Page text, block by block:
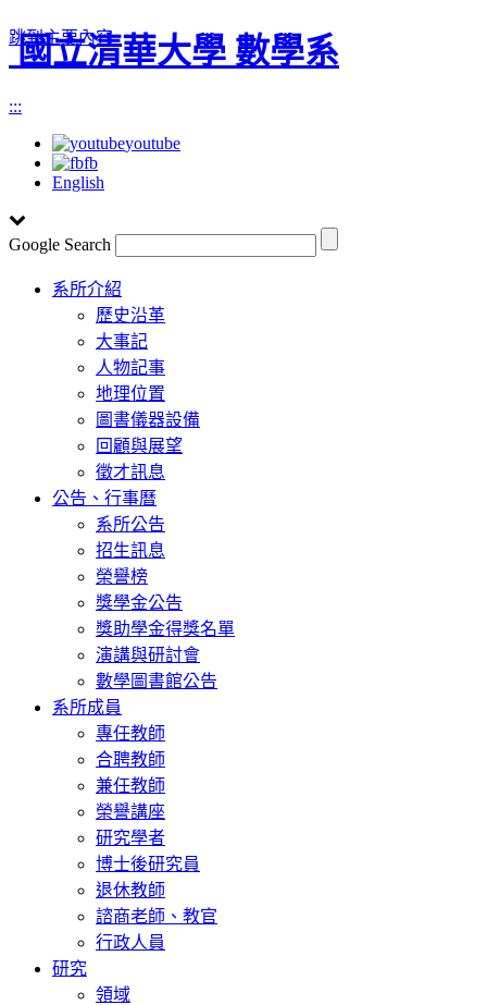
跳到主要內容
國立清華大學 數學系
:::
youtube
fb
English
Google Search
Toggle
navigation
系所介紹
歷史沿革
大事記
人物記事
地理位置
圖書儀器設備
回顧與展望
徵才訊息
公告、行事曆
系所公告
招生訊息
榮譽榜
獎學金公告
獎助學金得獎名單
演講與研討會
數學圖書館公告
系所成員
專任教師
合聘教師
兼任教師
榮譽講座
研究學者
博士後研究員
退休教師
諮商老師、教官
行政人員
研究
領域